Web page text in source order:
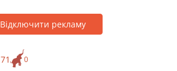
Відключити рекламу
0
71